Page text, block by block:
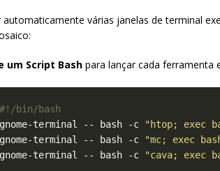
automaticamente várias janelas de terminal
um Script Bash para lançar cada ferramenta
gnome-terminal -- bash -c
"htop; exec
gnome-terminal -- bash -c
"mc; exec
gnome-terminal -- bash -c
"cava; exec